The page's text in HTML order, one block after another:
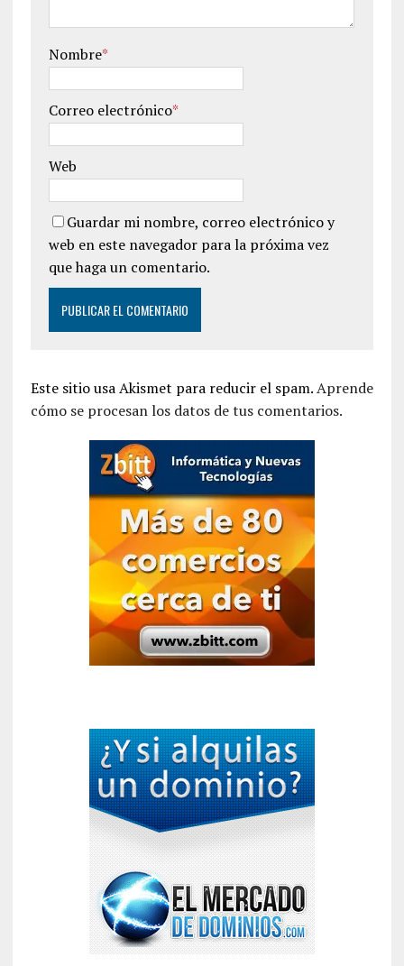
Nombre*
Correo electrónico*
Web
Guardar mi nombre, correo electrónico y
web en este navegador para la próxima vez
que haga un comentario.
Este sitio usa Akismet para reducir el spam.Aprende
cómo se procesan los datos de tus comentarios.